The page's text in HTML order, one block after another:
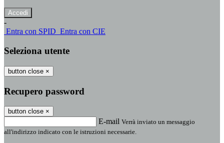
-
Entra con SPID Entra con CIE
Seleziona utente
button close ×
Recupero password
button close ×
E-mail Verrà inviato un messaggio
all'indirizzo indicato con le istruzioni necessarie.